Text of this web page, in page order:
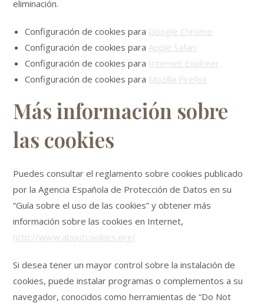
eliminación.
Configuración de cookies para Google Chrome
Configuración de cookies paraApple Safari
Configuración de cookies para Internet Explorer
Configuración de cookies para Mozilla Firefox
Más información sobre
las cookies
Puedes consultar el reglamento sobre cookies publicado
por la Agencia Española de Protección de Datos en su
“Guía sobre el uso de las cookies” y obtener más
información sobre las cookies en Internet,
http://www.aboutcookies.org/
Si desea tener un mayor control sobre la instalación de
cookies, puede instalar programas o complementos a su
navegador, conocidos como herramientas de “Do Not